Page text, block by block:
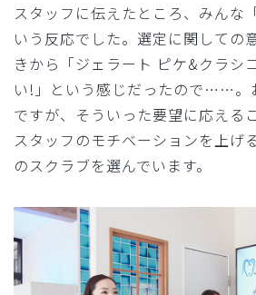
スタッフに伝えたところ、みんな
いう反応でした。選定に関しての
きから「ジェラート ピケ&クラシ
い!」という感じだったので……。
ですが、そういった要望に応える
スタッフのモチベーションを上げ
のスクラブを選んでいます。